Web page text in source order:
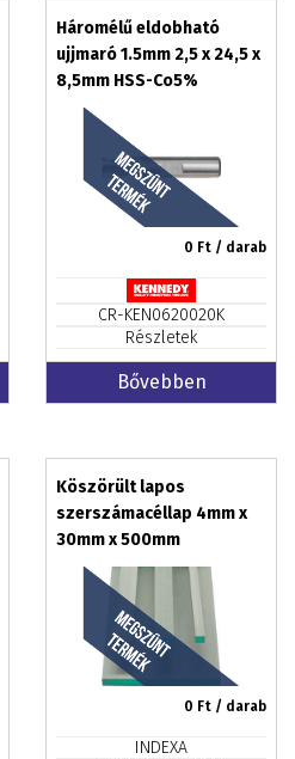
Háromélű eldobható
ujjmaró 1.5mm 2,5 x 24,5 x
8,5mm HSS-Co5%
0 Ft / darab
CR-KEN0620020K
Részletek
Bővebben
Köszörült lapos
szerszámacéllap 4mm x
30mm x 500mm
0 Ft / darab
INDEXA